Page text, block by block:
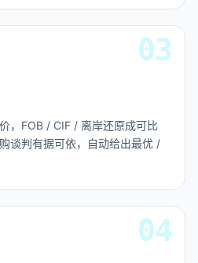
，FOB / CIF / 离岸还原成可比
谈判有据可依，自动给出最优 /